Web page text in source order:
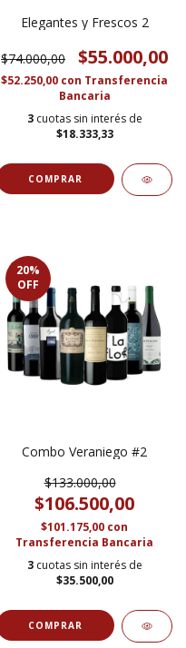
Elegantes y Frescos 2
$74.000,00 $55.000,00
$52.250,00 con Transferencia
Bancaria
3 cuotas sin interés de
$18.333,33
20%
OFF
Combo Veraniego #2
$133.000,00
$106.500,00
$101.175,00 con
Transferencia Bancaria
3 cuotas sin interés de
$35.500,00